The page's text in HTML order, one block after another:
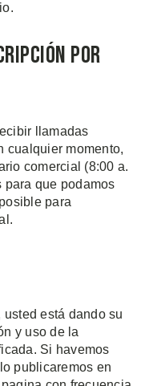
por
llamadas
cualquier momento,
comercial (8:00 a.
para que podamos
para
está dando su
y uso de la
Si havemos
publicaremos en